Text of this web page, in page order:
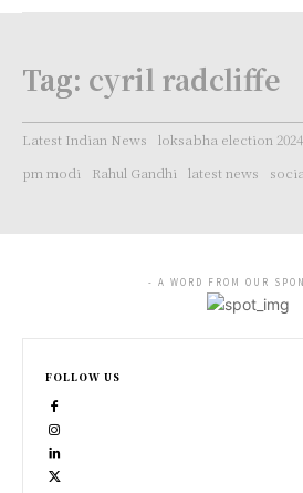
Tag: cyril radcliffe
Latest Indian News loksabha election 2024
pm modi
Rahul Gandhi latest news
- A WORD FROM OUR
FOLLOW US